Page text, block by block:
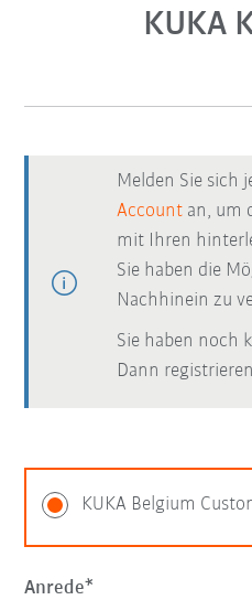
KUKA
Melden Sie sich
Account an, um
mit Ihren
Sie haben die
Nachhinein zu
Sie haben noch
Dann
KUKA Belgium
Anrede